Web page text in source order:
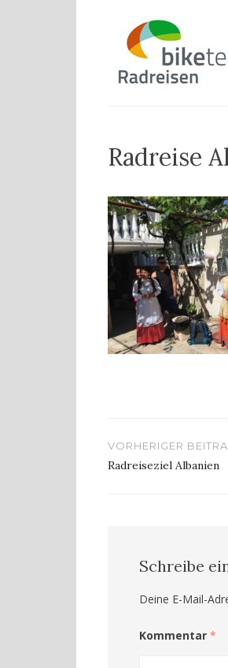
springen
Radreise
VORHERIGER
Radreiseziel Albanien
Schreibe
Deine E-Mail-
Kommentar *